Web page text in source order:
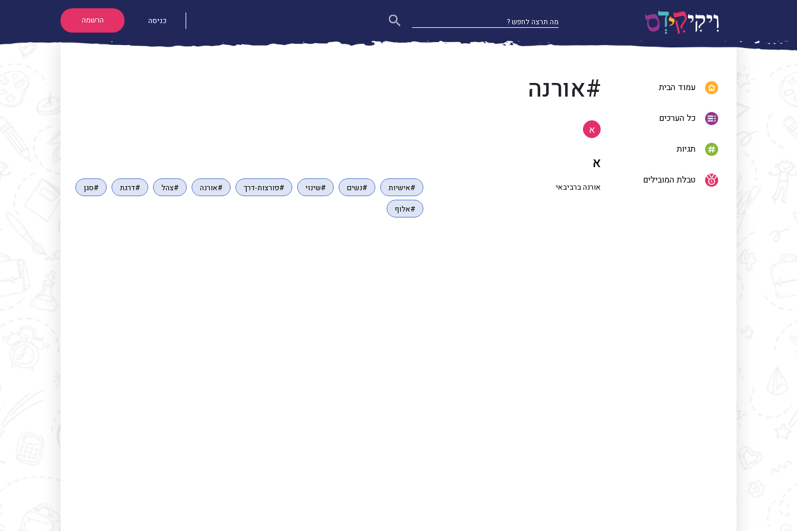
כניסה הרשמה
עמוד הבית
כל הערכים
תגיות
טבלת המובילים
#אורנה
א
א
אורנה ברביבאי #אישיות #נשים #שינוי #פורצות-דרך #אורנה #צהל #דרגת
#סגן
#אלוף